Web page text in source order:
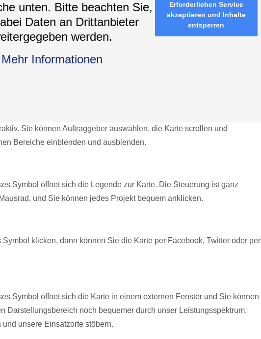
unten. Bitte beachten Sie,
Daten an Drittanbieter
werden.
Mehr Informationen
Erforderlichen Service
akzeptieren und Inhalte
entsperren
Sie können Auftraggeber auswählen, die Karte scrollen und
Bereiche einblenden und ausblenden.
Symbol öffnet sich die Legende zur Karte. Die Steuerung ist ganz
und Sie können jedes Projekt bequem anklicken.
klicken, dann können Sie die Karte per Facebook, Twitter oder per
Symbol öffnet sich die Karte in einem externen Fenster und Sie können
Darstellungsbereich noch bequemer durch unser Leistungsspektrum,
und unsere Einsatzorte stöbern.